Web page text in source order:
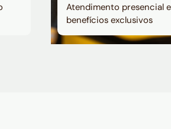
Atendimento presencial e
benefícios exclusivos